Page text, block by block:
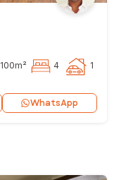
100m² 4 1
WhatsApp